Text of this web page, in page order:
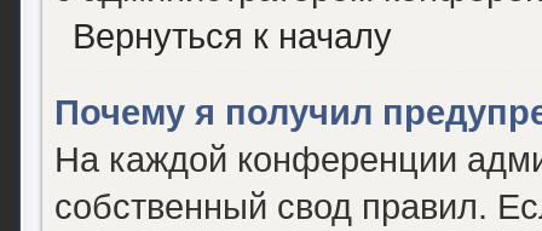
Вернуться к началу
Почему я получил
На каждой конференции
собственный свод правил.